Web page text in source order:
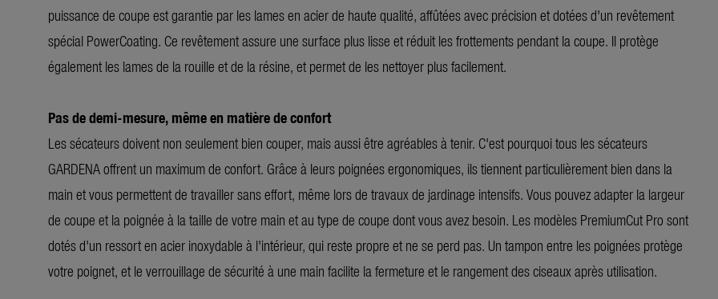
puissance de coupe est garantie par les lames en acier de haute qualité, affûtées avec précision et dotées d'un revêtement
spécial PowerCoating. Ce revêtement assure une surface plus lisse et réduit les frottements pendant la coupe. Il protège
également les lames de la rouille et de la résine, et permet de les nettoyer plus facilement.
Pas de demi-mesure, même en matière de confort
Les sécateurs doivent non seulement bien couper, mais aussi être agréables à tenir. C'est pourquoi tous les sécateurs
GARDENA offrent un maximum de confort. Grâce à leurs poignées ergonomiques, ils tiennent particulièrement bien dans la
main et vous permettent de travailler sans effort, même lors de travaux de jardinage intensifs. Vous pouvez adapter la largeur
de coupe et la poignée à la taille de votre main et au type de coupe dont vous avez besoin. Les modèles PremiumCut Pro sont
dotés d'un ressort en acier inoxydable à l'intérieur, qui reste propre et ne se perd pas. Un tampon entre les poignées protège
votre poignet, et le verrouillage de sécurité à une main facilite la fermeture et le rangement des ciseaux après utilisation.